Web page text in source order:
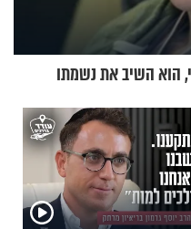
הוא השיב את נשמתו